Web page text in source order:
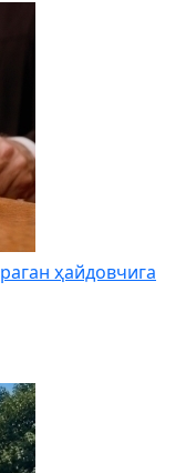
ҳайдовчига